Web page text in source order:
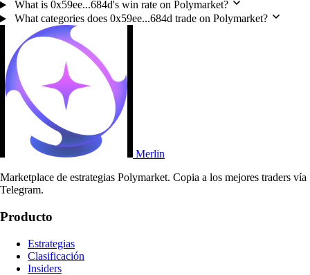
What is 0x59ee...684d's win rate on Polymarket?
What categories does 0x59ee...684d trade on Polymarket?
Merlin
Marketplace de estrategias Polymarket. Copia a los mejores traders vía
Telegram.
Producto
Estrategias
Clasificación
Insiders